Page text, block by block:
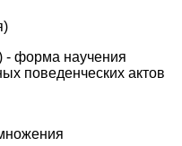
форма научения
поведенческих актов